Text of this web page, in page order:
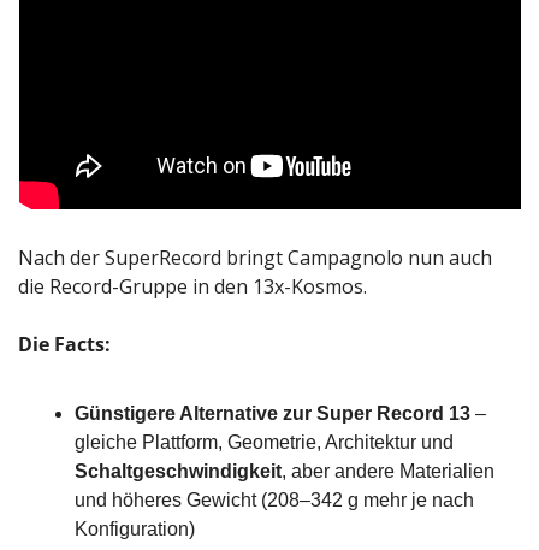
Nach der SuperRecord bringt Campagnolo nun auch
die Record-Gruppe in den 13x-Kosmos.
Die Facts:
Günstigere Alternative zur Super Record 13 –
Schaltgeschwindigkeit, aber andere Materialien
und höheres Gewicht (208–342 g mehr je nach
Konfiguration)